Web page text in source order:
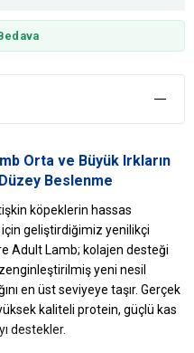
Orta ve Büyük Irkların
Beslenme
köpeklerin hassas
geliştirdiğimiz yenilikçi
Adult Lamb; kolajen desteği
yeni nesil
en üst seviyeye taşır. Gerçek
kaliteli protein, güçlü kas
destekler.